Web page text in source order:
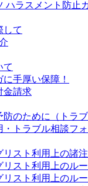
ハラスメント防止
して
て
手厚い保障！
金請求
防のために（トラ
・トラブル相談フ
リスト利用上の諸
リスト利用上のルー
リスト利用上のルー